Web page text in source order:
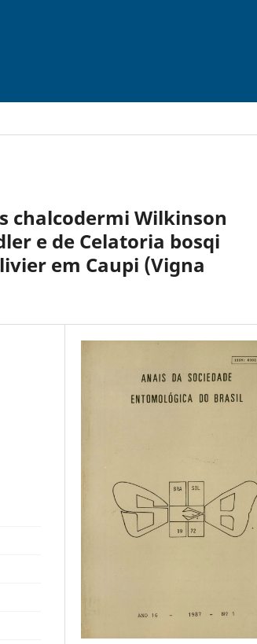
chalcodermi Wilkinson
e de Celatoria bosqi
em Caupi (Vigna